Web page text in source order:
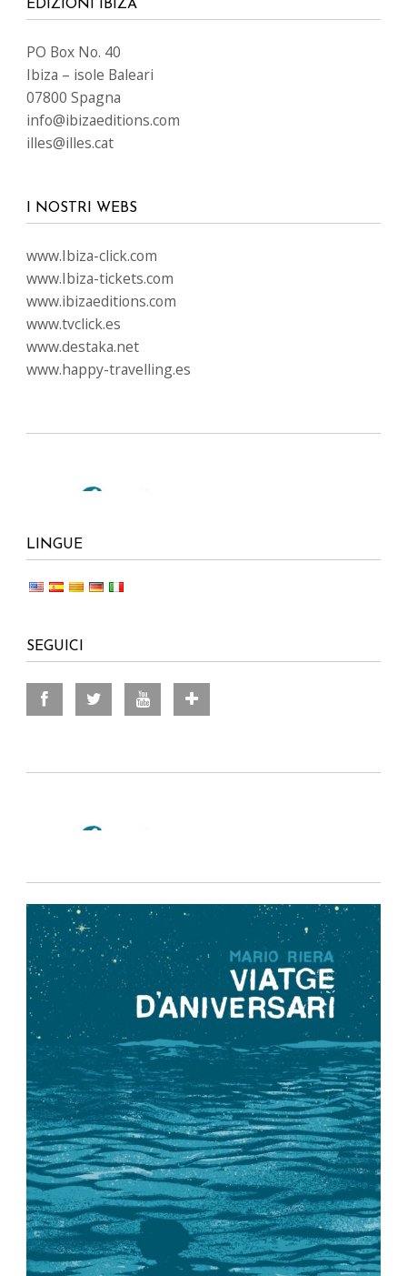
EDIZIONI IBIZA
PO Box No. 40
Ibiza – isole Baleari
07800 Spagna
info@ibizaeditions.com
illes@illes.cat
I NOSTRI WEBS
www.Ibiza-click.com
www.Ibiza-tickets.com
www.ibizaeditions.com
www.tvclick.es
www.destaka.net
www.happy-travelling.es
LINGUE
SEGUICI